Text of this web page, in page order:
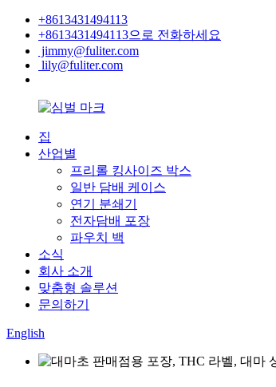
+8613431494113
+8613431494113으로 전화하세요
jimmy@fuliter.com
lily@fuliter.com
집
산업별
프리롤 킹사이즈 박스
일반 담배 케이스
연기 분쇄기
전자담배 포장
파우치 백
소식
회사 소개
맞춤형 솔루션
문의하기
English